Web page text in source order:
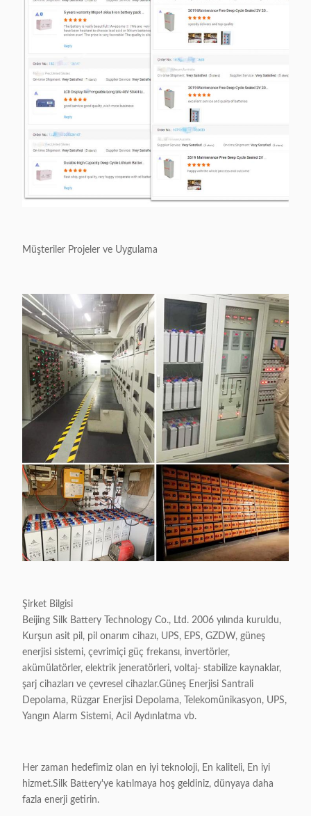
Müşteriler Projeler ve Uygulama
Şirket Bilgisi
Beijing Silk Battery Technology Co., Ltd. 2006 yılında kuruldu,
Kurşun asit pil, pil onarım cihazı, UPS, EPS, GZDW, güneş
enerjisi sistemi, çevrimiçi güç frekansı, invertörler,
akümülatörler, elektrik jeneratörleri, voltaj- stabilize kaynaklar,
şarj cihazları ve çevresel cihazlar.Güneş Enerjisi Santrali
Depolama, Rüzgar Enerjisi Depolama, Telekomünikasyon, UPS,
Yangın Alarm Sistemi, Acil Aydınlatma vb.
Her zaman hedefimiz olan en iyi teknoloji, En kaliteli, En iyi
hizmet.Silk Battery'ye katılmaya hoş geldiniz, dünyaya daha
fazla enerji getirin.